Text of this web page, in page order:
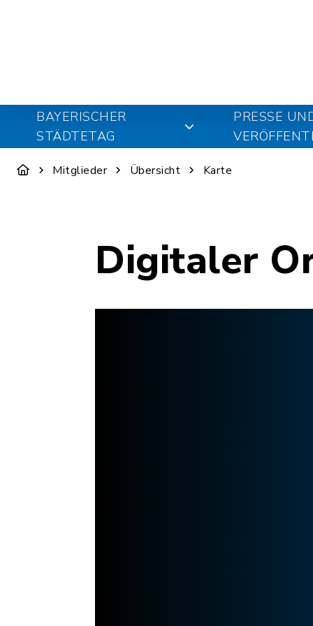
BAYERISCHER
STÄDTETAG
PRESSE
Mitglieder Übersicht Karte
Digitaler